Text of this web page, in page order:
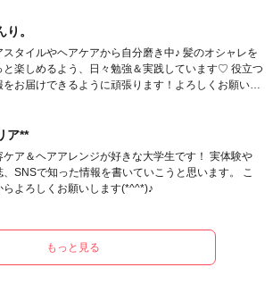
り。
スタイルやヘアケアから自分磨き中♪ 髪のオシャレを
と楽しめるよう、日々勉強＆実践しています♡ 役立つ
をお届けできるように頑張ります！よろしくお願いし
ア**
ケア＆ヘアアレンジが好きな大学生です！ 実体験や
、SNSで知った情報を書いていこうと思います。 こ
らよろしくお願いします(*^^*)♪
もっと見る